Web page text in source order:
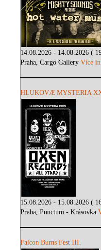
14.08.2026 - 14.08.2026 (
Praha, Cargo GalleryVíce
HLUKOVÆ MYSTERIA
15.08.2026 - 15.08.2026 (
Praha, Punctum - Krásovka
Falcon Burns Fest III.